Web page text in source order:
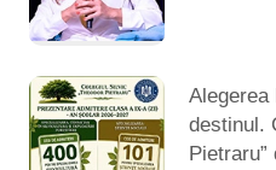
destinul.